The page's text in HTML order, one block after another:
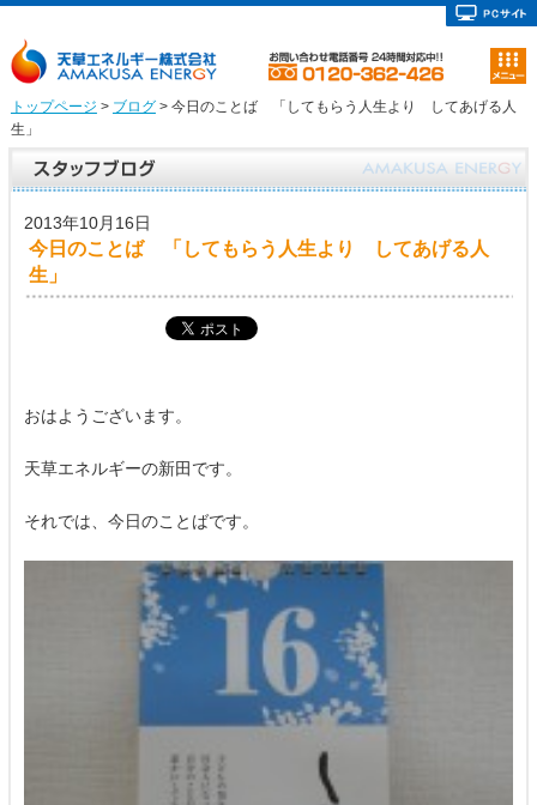
トップページ > ブログ> 今日のことば 「してもらう人生より してあげる人
生」
2013年10月16日
今日のことば 「してもらう人生より してあげる人
生」
おはようございます。
天草エネルギーの新田です。
それでは、今日のことばです。